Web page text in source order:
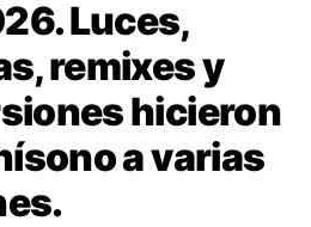
Luces,
remixes y
hicieron
a varias